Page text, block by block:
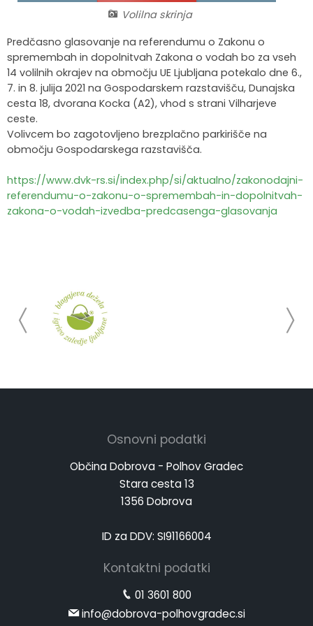
Volilna skrinja
Predčasno glasovanje na referendumu o Zakonu o
spremembah in dopolnitvah Zakona o vodah bo za vseh
14 volilnih okrajev na območju UE Ljubljana potekalo dne 6.,
7. in 8. julija 2021 na Gospodarskem razstavišču, Dunajska
cesta 18, dvorana Kocka (A2), vhod s strani Vilharjeve
ceste.
Volivcem bo zagotovljeno brezplačno parkirišče na
območju Gospodarskega razstavišča.
https://www.dvk-rs.si/index.php/si/aktualno/zakonodajni-
referendumu-o-zakonu-o-spremembah-in-dopolnitvah-
zakona-o-vodah-izvedba-predcasenga-glasovanja
Osnovni podatki
Občina Dobrova - Polhov Gradec
Stara cesta 13
1356 Dobrova
ID za DDV: SI91166004
Kontaktni podatki
01 3601 800
info@dobrova-polhovgradec.si
Gasilstvo in civilna zaščita
Občinski nagrajenci
Strateški dokumenti
Javni zavod Polhograjska graščina
Turistična taksa
Vprašajte občino
Predlagajte občini
Oskrba najdenih živali
Letovanje za starejše
Organizacije s področja socialnega varstva
Portal eUprava
Zasebni vrtci in varuhi predšolskih otrok
Lokalni ponudniki hrane in izdelkov
Trajnostni razvoj turizma
Župnije
Osmrtnice
Režijski obrat